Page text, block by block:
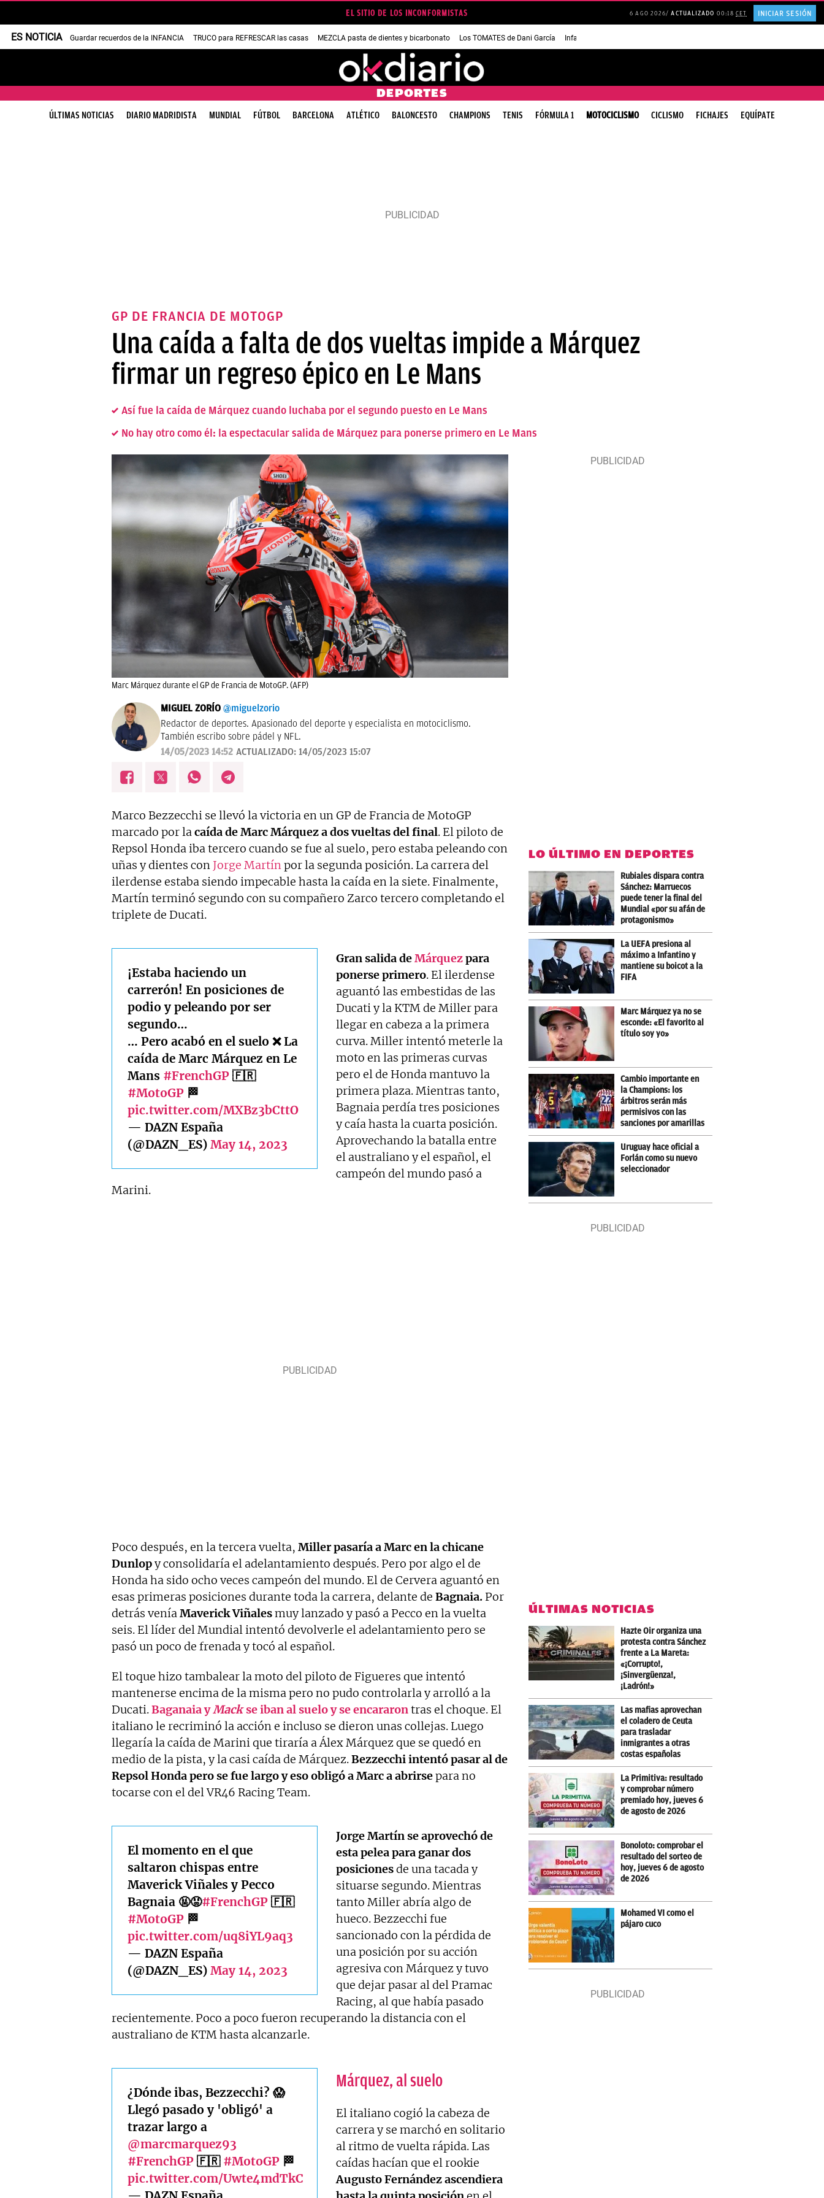
EL SITIO DE LOS INCONFORMISTAS 6 AGO 2026 ACTUALIZADO 00:18CET INICIAR SESIÓN
ES NOTICIA Guardar recuerdos de la INFANCIA TRUCO para REFRESCAR las casas MEZCLA pasta de dientes y bicarbonato Los TOMATES de Dani García Infancia AMANCIO ORTEGA
DEPORTES
ÚLTIMAS NOTICIAS DIARIO MADRIDISTA MUNDIAL FÚTBOL BARCELONA ATLÉTICO BALONCESTO CHAMPIONS TENIS FÓRMULA 1 MOTOCICLISMO CICLISMO FICHAJES EQUÍPATE
GP DE FRANCIA DE MOTOGP
Una caída a falta de dos vueltas impide a Márquez
firmar un regreso épico en Le Mans
Así fue la caída de Márquez cuando luchaba por el segundo puesto en Le Mans
No hay otro como él: la espectacular salida de Márquez para ponerse primero en Le Mans
Marc Márquez durante el GP de Francia de MotoGP. (AFP)
MIGUEL ZORÍO @miguelzorio
Redactor de deportes. Apasionado del deporte y especialista en motociclismo.
También escribo sobre pádel y NFL.
14/05/2023 14:52 ACTUALIZADO: 14/05/2023 15:07
Marco Bezzecchi se llevó la victoria en un GP de Francia de MotoGP
marcado por lacaída de Marc Márquez a dos vueltas del final. El piloto de
Repsol Honda iba tercero cuando se fue al suelo, pero estaba peleando con
uñas y dientes con Jorge Martínpor la segunda posición. La carrera del
ilerdense estaba siendo impecable hasta la caída en la siete. Finalmente,
Martín terminó segundo con su compañero Zarco tercero completando el
triplete de Ducati.
¡Estaba haciendo un
carrerón! En posiciones de
podio y peleando por ser
segundo…
… Pero acabó en el suelo ❌ La
caída de Marc Márquez en Le
Mans #FrenchGP 🇫🇷
#MotoGP 🏁
pic.twitter.com/MXBz3bCttO
— DAZN España
(@DAZN_ES) May 14, 2023
Gran salida deMárquezpara
ponerse primero. El ilerdense
aguantó las embestidas de las
Ducati y la KTM de Miller para
llegar en cabeza a la primera
curva. Miller intentó meterle la
moto en las primeras curvas
pero el de Honda mantuvo la
primera plaza. Mientras tanto,
Bagnaia perdía tres posiciones
y caía hasta la cuarta posición.
Aprovechando la batalla entre
el australiano y el español, el
campeón del mundo pasó a
Marini.
Poco después, en la tercera vuelta, Miller pasaría a Marc en la chicane
Dunlopy consolidaría el adelantamiento después. Pero por algo el de
Honda ha sido ocho veces campeón del mundo. El de Cervera aguantó en
esas primeras posiciones durante toda la carrera, delante de Bagnaia. Por
detrás veníaMaverick Viñalesmuy lanzado y pasó a Pecco en la vuelta
seis. El líder del Mundial intentó devolverle el adelantamiento pero se
pasó un poco de frenada y tocó al español.
El toque hizo tambalear la moto del piloto de Figueres que intentó
mantenerse encima de la misma pero no pudo controlarla y arrolló a la
Ducati.Baganaia yMackse iban al suelo y se encararontras el choque. El
italiano le recriminó la acción e incluso se dieron unas collejas. Luego
llegaría la caída de Marini que tiraría a Álex Márquez que se quedó en
medio de la pista, y la casi caída de Márquez.Bezzecchi intentó pasar al de
Repsol Honda pero se fue largo y eso obligó a Marc a abrirsepara no
tocarse con el del VR46 Racing Team.
El momento en el que
saltaron chispas entre
Maverick Viñales y Pecco
Bagnaia 🤬😡#FrenchGP 🇫🇷
#MotoGP 🏁
pic.twitter.com/uq8iYL9aq3
— DAZN España
(@DAZN_ES) May 14, 2023
Jorge Martín se aprovechó de
esta pelea para ganar dos
posicionesde una tacada y
situarse segundo. Mientras
tanto Miller abría algo de
hueco. Bezzecchi fue
sancionado con la pérdida de
una posición por su acción
agresiva con Márquez y tuvo
que dejar pasar al del Pramac
Racing, al que había pasado
recientemente. Poco a poco fueron recuperando la distancia con el
australiano de KTM hasta alcanzarle.
¿Dónde ibas, Bezzecchi? 😱
Llegó pasado y 'obligó' a
trazar largo a
@marcmarquez93
#FrenchGP 🇫🇷 #MotoGP 🏁
pic.twitter.com/Uwte4mdTkC
Márquez, al suelo
El italiano cogió la cabeza de
carrera y se marchó en solitario
al ritmo de vuelta rápida. Las
caídas hacían que el rookie
Augusto Fernándezascendiera
LO ÚLTIMO EN DEPORTES
Rubiales dispara contra
Sánchez: Marruecos
puede tener la final del
Mundial «por su afán de
protagonismo»
La UEFA presiona al
máximo a Infantino y
mantiene su boicot a la
FIFA
Marc Márquez ya no se
esconde: «El favorito al
título soy yo»
Cambio importante en
la Champions: los
árbitros serán más
permisivos con las
sanciones por amarillas
Uruguay hace oficial a
Forlán como su nuevo
seleccionador
ÚLTIMAS NOTICIAS
Hazte Oir organiza una
protesta contra Sánchez
frente a La Mareta:
«¡Corrupto!,
¡Sinvergüenza!,
¡Ladrón!»
Las mafias aprovechan
el coladero de Ceuta
para trasladar
inmigrantes a otras
costas españolas
La Primitiva: resultado
y comprobar número
premiado hoy, jueves 6
de agosto de 2026
Bonoloto: comprobar el
resultado del sorteo de
hoy, jueves 6 de agosto
de 2026
Mohamed VI como el
pájaro cuco